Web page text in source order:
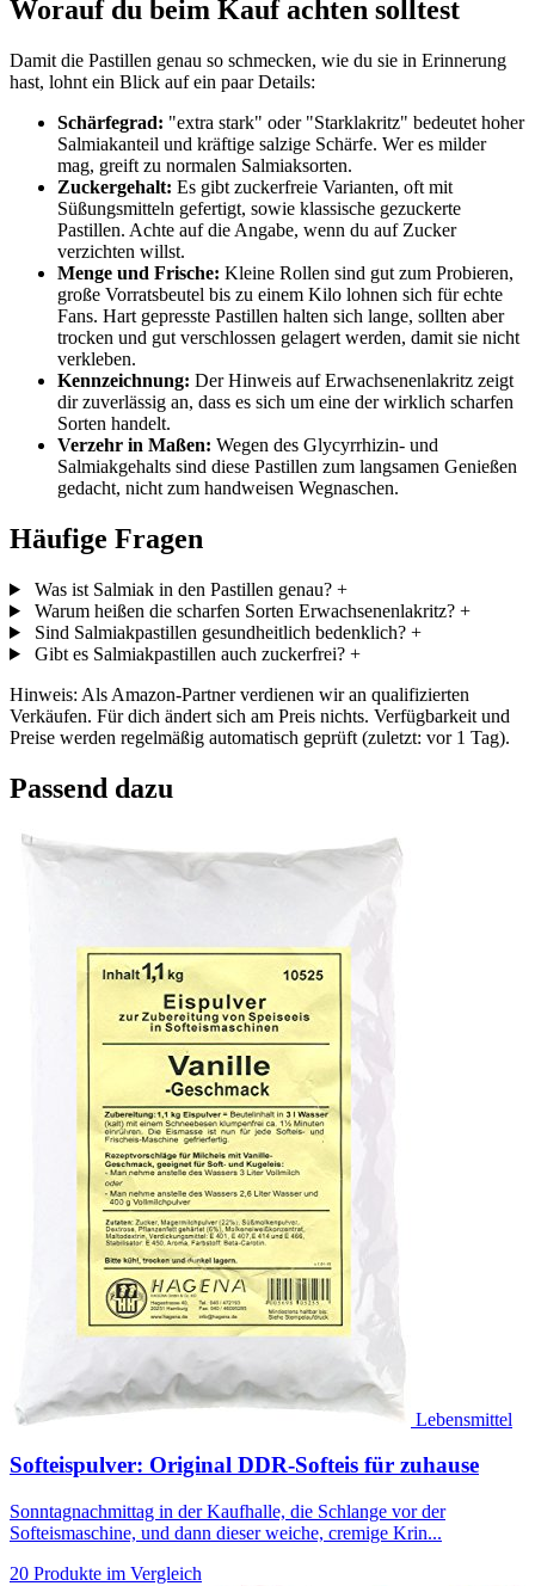
Worauf du beim Kauf achten solltest
Damit die Pastillen genau so schmecken, wie du sie in Erinnerung
hast, lohnt ein Blick auf ein paar Details:
Schärfegrad: "extra stark" oder "Starklakritz" bedeutet hoher
Salmiakanteil und kräftige salzige Schärfe. Wer es milder
mag, greift zu normalen Salmiaksorten.
Zuckergehalt: Es gibt zuckerfreie Varianten, oft mit
Süßungsmitteln gefertigt, sowie klassische gezuckerte
Pastillen. Achte auf die Angabe, wenn du auf Zucker
verzichten willst.
Menge und Frische: Kleine Rollen sind gut zum Probieren,
große Vorratsbeutel bis zu einem Kilo lohnen sich für echte
Fans. Hart gepresste Pastillen halten sich lange, sollten aber
trocken und gut verschlossen gelagert werden, damit sie nicht
verkleben.
Kennzeichnung: Der Hinweis auf Erwachsenenlakritz zeigt
dir zuverlässig an, dass es sich um eine der wirklich scharfen
Sorten handelt.
Verzehr in Maßen: Wegen des Glycyrrhizin- und
Salmiakgehalts sind diese Pastillen zum langsamen Genießen
gedacht, nicht zum handweisen Wegnaschen.
Häufige Fragen
Was ist Salmiak in den Pastillen genau? +
Warum heißen die scharfen Sorten Erwachsenenlakritz? +
Sind Salmiakpastillen gesundheitlich bedenklich? +
Gibt es Salmiakpastillen auch zuckerfrei? +
Hinweis: Als Amazon-Partner verdienen wir an qualifizierten
Verkäufen. Für dich ändert sich am Preis nichts. Verfügbarkeit und
Preise werden regelmäßig automatisch geprüft (zuletzt: vor 1 Tag).
Passend dazu
Lebensmittel
Softeispulver: Original DDR-Softeis für zuhause
Sonntagnachmittag in der Kaufhalle, die Schlange vor der
Softeismaschine, und dann dieser weiche, cremige Krin...
20 Produkte im Vergleich